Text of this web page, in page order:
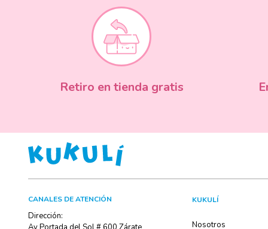
Retiro en tienda gratis
CANALES DE ATENCIÓN
Dirección:
KUKULÍ
Nosotros